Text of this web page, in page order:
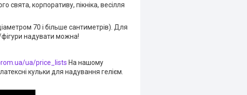
корпоративу, пікніка, весілля
70 і більше сантиметрів). Для
фігури надувати можна!
ua/price_lists На нашому
кульки для надування гелієм.